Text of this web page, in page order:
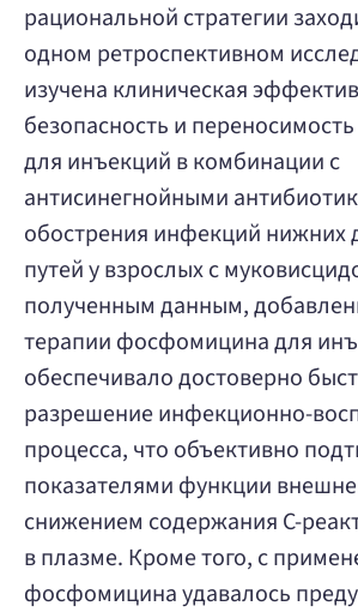
рациональной стратегии
одном ретроспективном
изучена клиническая
безопасность и
для инъекций в комбинации с
антисинегнойными
обострения инфекций нижних
путей у взрослых с
полученным данным,
терапии фосфомицина для
обеспечивало достоверно
разрешение инфекционно-
процесса, что объективно
показателями функции
снижением содержания С-
в плазме. Кроме того, с
фосфомицина удавалось